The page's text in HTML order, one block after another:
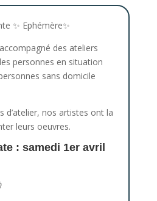
✨ Ephémère✨
des ateliers
personnes en situation
sans domicile
d’atelier, nos artistes ont la
leurs oeuvres.
: samedi 1er avril